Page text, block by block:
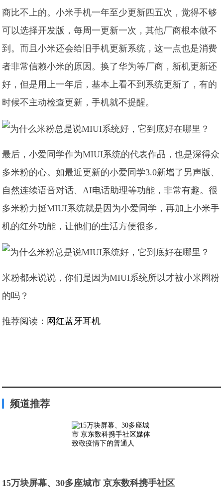
商比不上的。小米手机一年至少更新四五次，觉得不够
可以选择开发版，每周一更新一次，其他厂商根本做不
到。而且小米还会给旧手机更新系统，这一点也是消费
者非常信赖小米的原因。换了华为等厂商，新机更新还
好，但是用上一年后，基本上看不到系统更新了，有的
时候不主动检查更新，手机就不提醒。
最后，小爱同学作为MIUI系统的代表作品，也是深得众
多米粉的心。如最近更新的小爱同学3.0新增了男声版、
自然连续语音对话、AI电话助理等功能，非常有趣。很
多米粉力挺MIUI系统就是因为小爱同学，再加上小米手
机的红外功能，让他们的生活方便很多。
米粉都来说说，你们是因为MIUI系统所以才被小米圈粉
的吗？
推荐阅读： 网红蓝牙耳机
频道推荐
15万块屏幕、30多座城市 京东数科携手社区